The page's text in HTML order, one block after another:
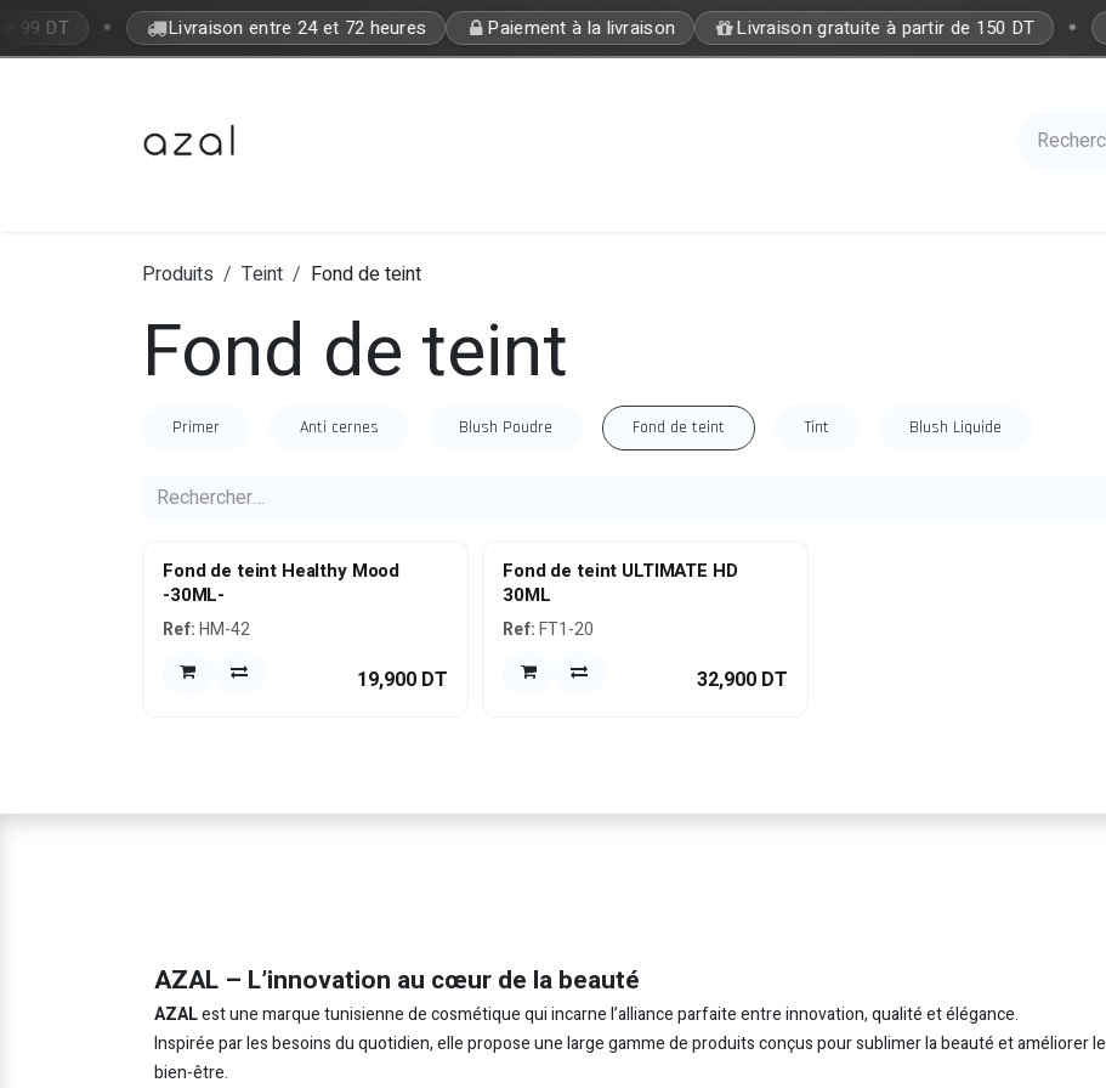
Se rendre au contenu
99 DT • Livraison entre 24 et 72 heures Paiement à la livraison Livraison gratuite à partir de 150 DT •
Produits Teint Fond de teint
Fond de teint
Primer Anti cernes Blush Poudre Fond de teint Tint Blush Liquide
Fond de teint Healthy Mood
-30ML-
Ref:HM-42
19,900 DT
Fond de teint ULTIMATE HD
30ML
Ref: FT1-20
32,900 DT
AZAL – L’innovation au cœur de la beauté
AZALest une marque tunisienne de cosmétique qui incarne l’alliance parfaite entre innovation, qualité et élégance.
Inspirée par les besoins du quotidien, elle propose une large gamme de produits conçus pour sublimer la beauté et améliorer le
bien-être.